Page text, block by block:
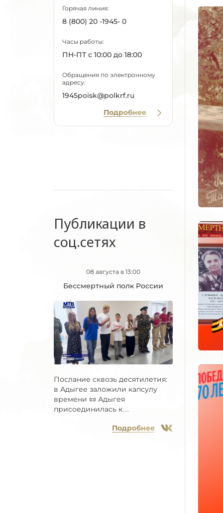
Горячая линия:
8 (800) 20 -1945- 0
Часы работы:
ПН-ПТ с 10:00 до 18:00
Обращения по электронному
адресу:
1945poisk@polkrf.ru
Подробнее
Публикации в
соц.сетях
08 августа в 13:00
Бессмертный полк России
Послание сквозь десятилетия:
в Адыгее заложили капсулу
времени 📜 Адыгея
присоединилась к
Подробнее